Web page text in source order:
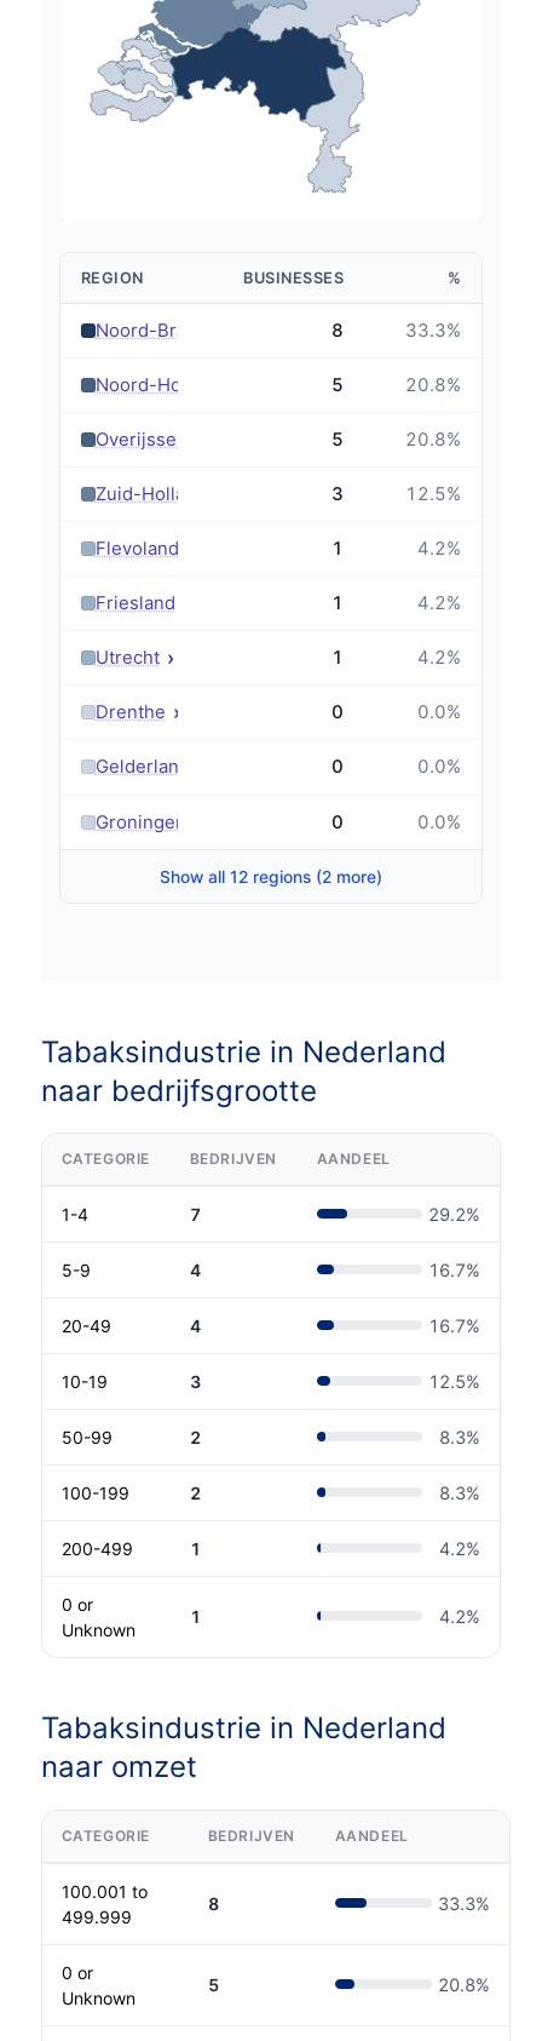
REGION BUSINESSES %
Noord-Brabant 8 33.3%
Noord-Holland 5 20.8%
Overijssel 5 20.8%
Zuid-Holland 3 12.5%
Flevoland 1 4.2%
Friesland 1 4.2%
Utrecht › 1 4.2%
Drenthe › 0 0.0%
Gelderland 0 0.0%
Groningen 0 0.0%
Show all 12 regions (2 more)
Tabaksindustrie in Nederland
naar bedrijfsgrootte
CATEGORIE BEDRIJVEN AANDEEL
1-4 7 29.2%
5-9 4 16.7%
20-49 4 16.7%
10-19 3 12.5%
50-99 2 8.3%
100-199 2 8.3%
200-499 1 4.2%
0 or
Unknown
1 4.2%
Tabaksindustrie in Nederland
naar omzet
CATEGORIE BEDRIJVEN AANDEEL
100.001 to
499.999
8 33.3%
0 or
Unknown
5 20.8%